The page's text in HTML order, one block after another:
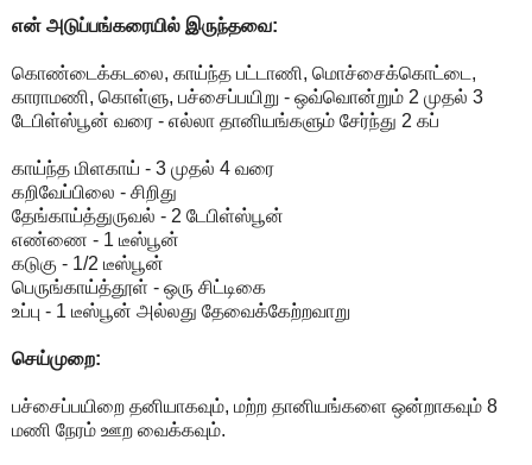
என் அடுப்பங்கரையில் இருந்தவை:
கொண்டைக்கடலை, காய்ந்த பட்டாணி, மொச்சைக்கொட்டை,
காராமணி, கொள்ளு, பச்சைப்பயிறு - ஒவ்வொன்றும் 2 முதல் 3
டேபிள்ஸ்பூன் வரை - எல்லா தானியங்களும் சேர்ந்து 2 கப்
காய்ந்த மிளகாய் - 3 முதல் 4 வரை
கறிவேப்பிலை - சிறிது
தேங்காய்த்துருவல் - 2 டேபிள்ஸ்பூன்
எண்ணை - 1 டீஸ்பூன்
கடுகு - 1/2 டீஸ்பூன்
பெருங்காய்த்தூள் - ஒரு சிட்டிகை
உப்பு - 1 டீஸ்பூன் அல்லது தேவைக்கேற்றவாறு
செய்முறை:
பச்சைப்பயிறை தனியாகவும், மற்ற தானியங்களை ஒன்றாகவும் 8
மணி நேரம் ஊற வைக்கவும்.